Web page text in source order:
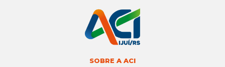
SOBRE A ACI